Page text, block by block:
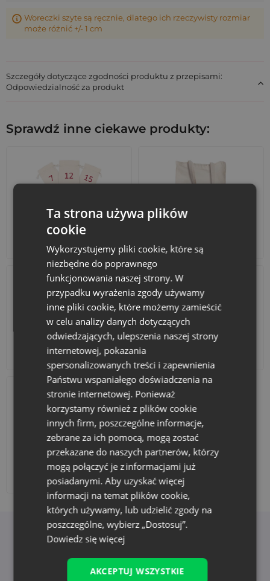
Woreczki szyte są ręcznie, dlatego ich rzeczywisty rozmiar
może różnić +/- 1 cm
Szczegóły dotyczące zgodności produktu z przepisami:
Odpowiedzialność za produkt
Sprawdź inne ciekawe produkty:
Akcesoria i dekoracje
Dodaj nadruk
Korzyści z wyboru Saketos
Ta strona używa plików
cookie
Wykorzystujemy pliki cookie, które są
niezbędne do poprawnego
funkcjonowania naszej strony. W
przypadku wyrażenia zgody używamy
inne pliki cookie, które możemy zamieścić
w celu analizy danych dotyczących
odwiedzających, ulepszenia naszej strony
internetowej, pokazania
spersonalizowanych treści i zapewnienia
Państwu wspaniałego doświadczenia na
stronie internetowej. Ponieważ
korzystamy również z plików cookie
innych firm, poszczególne informacje,
zebrane za ich pomocą, mogą zostać
przekazane do naszych partnerów, którzy
mogą połączyć je z informacjami już
posiadanymi. Aby uzyskać więcej
informacji na temat plików cookie,
których używamy, lub udzielić zgody na
poszczególne, wybierz „Dostosuj”.
Dowiedz się więcej
AKCEPTUJ WSZYSTKIE